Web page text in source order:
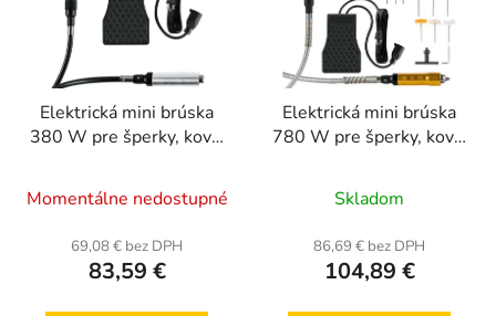
Elektrická mini brúska
380 W pre šperky, kovy,
ovládanie nožný pedál
hodnotenie
produktu
je
Momentálne nedostupné
69,08 € bez DPH
83,59 €
Elektrická mini brúska
780 W pre šperky, kovy,
ovládanie nožný pedál
Skladom
86,69 € bez DPH
104,89 €